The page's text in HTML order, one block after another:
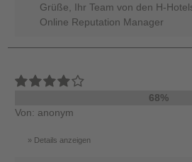
Grüße, Ihr Team von den H-
Online Reputation Manager
68%
Von: anonym
Details anzeigen